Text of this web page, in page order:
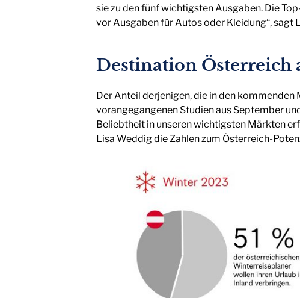
sie zu den fünf wichtigsten Ausgaben. Die
vor Ausgaben für Autos oder Kleidung“,
Destination Österreich
Der Anteil derjenigen, die in den
vorangegangenen Studien aus September
Beliebtheit in unseren wichtigsten Märkten
Lisa Weddig die Zahlen zum Österreich-